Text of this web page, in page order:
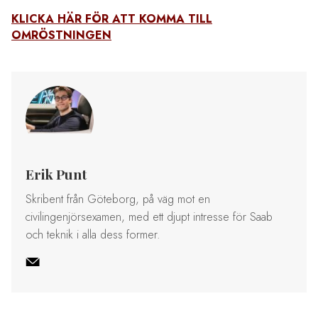
KLICKA HÄR FÖR ATT KOMMA TILL
OMRÖSTNINGEN
Erik Punt
Skribent från Göteborg, på väg mot en
civilingenjörsexamen, med ett djupt intresse för Saab
och teknik i alla dess former.